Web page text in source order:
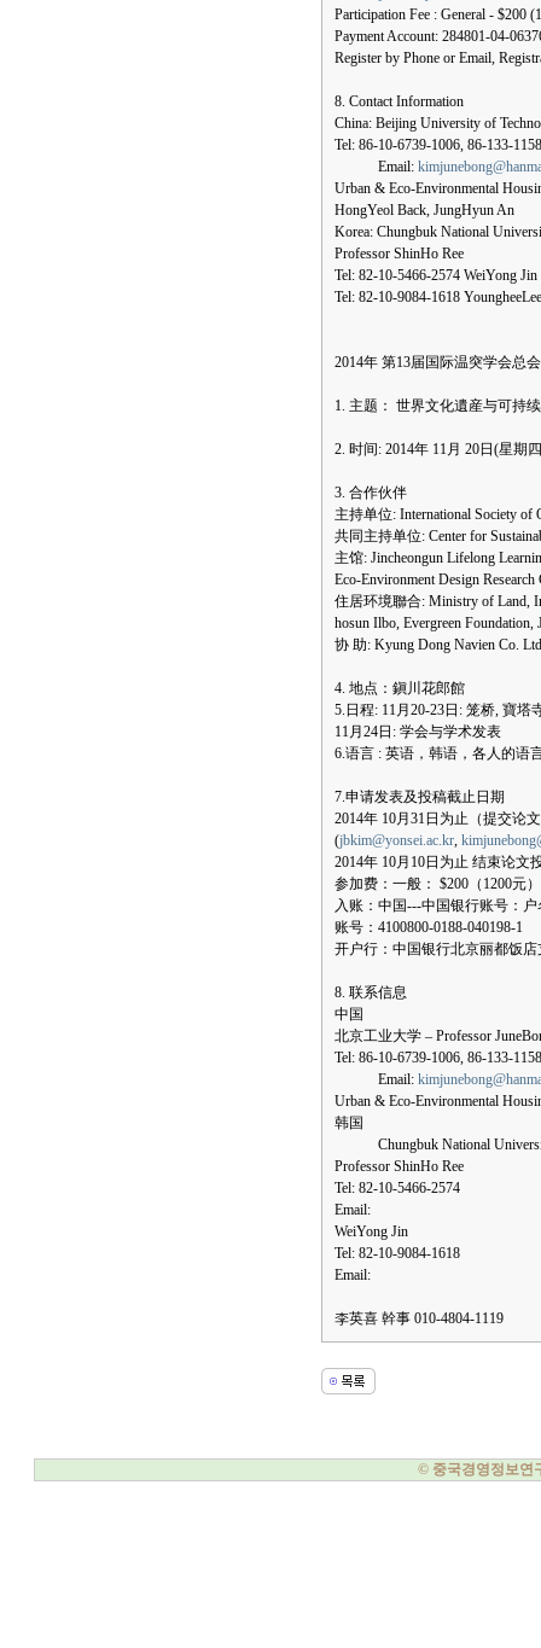
Participation Fee : General - $200
Payment Account: 284801-04-
Register by Phone or Email,
8. Contact Information
China: Beijing University of
Tel: 86-10-6739-1006, 86-133-
Email:
Urban & Eco-Environmental
HongYeol Back, JungHyun An
Korea: Chungbuk National
Professor ShinHo Ree
Tel: 82-10-5466-2574 WeiYong Jin
Tel: 82-10-9084-1618
2014年 第13届国际温突学会总
1. 主题： 世界文化遺産与可持
2. 时间: 2014年 11月 20日(星期
3. 合作伙伴
主持单位: International Society of
共同主持单位: Center for
主馆: Jincheongun Lifelong
Eco-Environment Design
住居环境聯合: Ministry of Land,
hosun Ilbo, Evergreen Foundation,
协 助: Kyung Dong Navien Co.
4. 地点：鎭川花郎館
5.日程: 11月20-23日: 笼桥, 寶塔
11月24日: 学会与学术发表
6.语言 : 英语，韩语，各人的语
7.申请发表及投稿截止日期
2014年 10月31日为止（提交论
(jbkim@yonsei.ac.kr,
2014年 10月10日为止 结束论文
参加费：一般： $200（1200元
入账：中国---中国银行账号：
账号：4100800-0188-040198-1
开户行：中国银行北京丽都饭店
8. 联系信息
中国
北京工业大学 – Professor
Tel: 86-10-6739-1006, 86-133-
Email:
Urban & Eco-Environmental
韩国
Chungbuk National University
Professor ShinHo Ree
Tel: 82-10-5466-2574
Email:
WeiYong Jin
Tel: 82-10-9084-1618
Email:
李英喜 幹事 010-4804-1119
© 중국경영정보연